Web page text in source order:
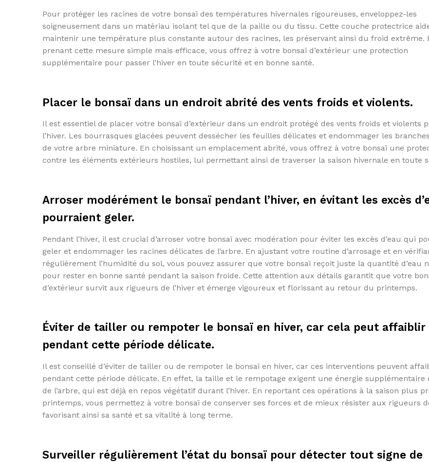
Pour protéger les racines de votre bonsaï des températures hivernales rigoureuses, enveloppez-les
soigneusement dans un matériau isolant tel que de la paille ou du tissu. Cette couche protectrice
maintenir une température plus constante autour des racines, les préservant ainsi du froid extrême.
prenant cette mesure simple mais efficace, vous offrez à votre bonsaï d’extérieur une protection
supplémentaire pour passer l’hiver en toute sécurité et en bonne santé.
Placer le bonsaï dans un endroit abrité des vents froids et violents.
Il est essentiel de placer votre bonsaï d’extérieur dans un endroit protégé des vents froids et violents
l’hiver. Les bourrasques glacées peuvent dessécher les feuilles délicates et endommager les
de votre arbre miniature. En choisissant un emplacement abrité, vous offrez à votre bonsaï une
contre les éléments extérieurs hostiles, lui permettant ainsi de traverser la saison hivernale en toute
Arroser modérément le bonsaï pendant l’hiver, en évitant les excès
pourraient geler.
Pendant l’hiver, il est crucial d’arroser votre bonsaï avec modération pour éviter les excès d’eau qui
geler et endommager les racines délicates de l’arbre. En ajustant votre routine d’arrosage et en
régulièrement l’humidité du sol, vous pouvez assurer que votre bonsaï reçoit juste la quantité d’eau
pour rester en bonne santé pendant la saison froide. Cette attention aux détails garantit que votre
d’extérieur survit aux rigueurs de l’hiver et émerge vigoureux et florissant au retour du printemps.
Éviter de tailler ou rempoter le bonsaï en hiver, car cela peut affaiblir
pendant cette période délicate.
Il est conseillé d’éviter de tailler ou de rempoter le bonsaï en hiver, car ces interventions peuvent
pendant cette période délicate. En effet, la taille et le rempotage exigent une énergie supplémentaire
de l’arbre, qui est déjà en repos végétatif durant l’hiver. En reportant ces opérations à la saison plus
printemps, vous permettez à votre bonsaï de conserver ses forces et de mieux résister aux rigueurs
favorisant ainsi sa santé et sa vitalité à long terme.
Surveiller régulièrement l’état du bonsaï pour détecter tout signe de